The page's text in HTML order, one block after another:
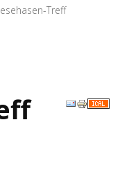
Treff